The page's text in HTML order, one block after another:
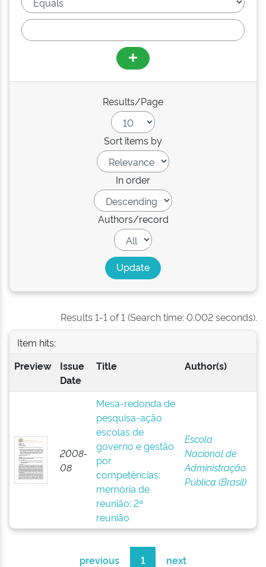
Results/Page
Sort items by
In order
Authors/record
Results 1-1 of 1 (Search time: 0.002 seconds).
Item hits:
Preview
Issue
Date
Title Author(s)
2008-
08
Mesa-redonda de
pesquisa-ação
escolas de
governo e gestão
por
competências:
memória de
reunião: 2ª
reunião
Escola
Nacional de
Administração
Pública (Brasil)
previous 1 next